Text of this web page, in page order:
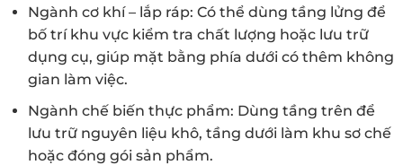
Ngành cơ khí – lắp ráp: Có thể dùng tầng lửng để
bố trí khu vực kiểm tra chất lượng hoặc lưu trữ
dụng cụ, giúp mặt bằng phía dưới có thêm không
gian làm việc.
Ngành chế biến thực phẩm: Dùng tầng trên để
lưu trữ nguyên liệu khô, tầng dưới làm khu sơ chế
hoặc đóng gói sản phẩm.